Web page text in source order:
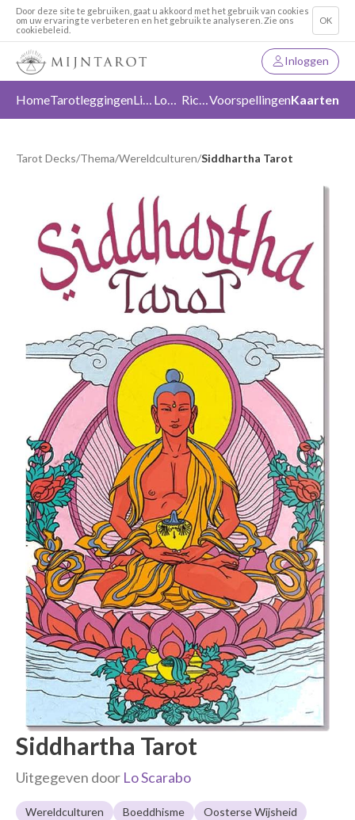
Door deze site te gebruiken, gaat u akkoord met het gebruik van cookies
om uw ervaring te verbeteren en het gebruik te analyseren. Zie ons
cookiebeleid.
OK
Inloggen
HomeTarotleggingen Liefde Loslaten RichtingVoorspellingenKaarten
Tarot Decks/Thema/Wereldculturen/Siddhartha Tarot
Siddhartha Tarot
Uitgegeven door Lo Scarabo
Wereldculturen Boeddhisme
Oosterse Wijsheid